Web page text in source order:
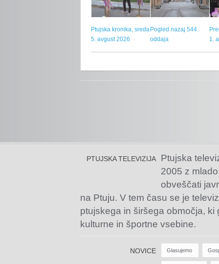
Ptujska kronika, sreda
5. avgust 2026
Pogled nazaj 544.
oddaja
1.
PTUJSKA TELEVIZIJA
Ptujska
2005 z
obveščati
na Ptuju. V tem času se je
ptujskega in širšega območja,
kulturne in športne vsebine.
NOVICE Glasujemo